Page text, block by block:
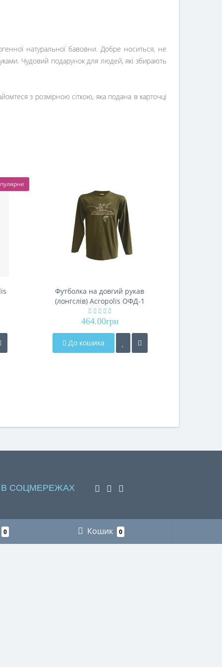
натуральної бавовни. Добре носиться, не
Чудовий подарунок для людей, які збирають
з розмірною сіткою, яка подана в карточці
Футболка на довгий рукав
(лонгслів) Acropolis ОФД-1
464.00грн
До кошика
СОЦМЕРЕЖАХ
0 Кошик 0